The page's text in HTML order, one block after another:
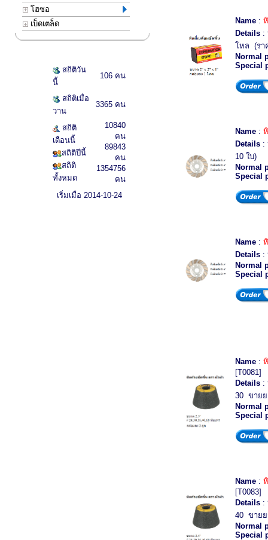
โฮซอ
เบ็ดเตล็ด
สถิติวัน
นี้
106 คน
สถิติเมื่อ
วาน
3365 คน
สถิติ
เดือนนี้
สถิติปีนี้
สถิติ
ทั้งหมด
10840
คน
89843
คน
1354756
คน
เริ่มเมื่อ 2014-10-24
Name :
Details :
โหล (รา
Normal
Special
Name :
Details :
10 ใบ)
Normal
Special
Name :
Details :
Normal
Special
Name :
[T0081]
Details :
30 ขาย
Normal
Special
Name :
[T0083]
Details :
40 ขาย
Normal
Special